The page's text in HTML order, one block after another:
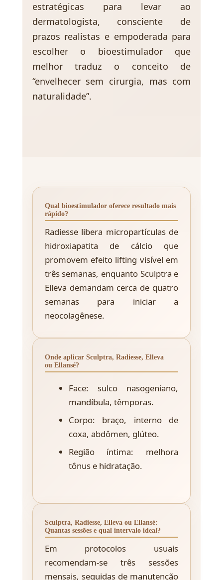
estratégicas para levar ao
dermatologista, consciente de
prazos realistas e empoderada para
escolher o bioestimulador que
melhor traduz o conceito de
“envelhecer sem cirurgia, mas com
naturalidade”.
Qual bioestimulador oferece resultado mais
rápido?
Radiesse libera micropartículas de
hidroxiapatita de cálcio que
promovem efeito lifting visível em
três semanas, enquanto Sculptra e
Elleva demandam cerca de quatro
semanas para iniciar a
neocolagênese.
Onde aplicar Sculptra, Radiesse, Elleva
ou Ellansé?
Face: sulco nasogeniano,
mandíbula, têmporas.
Corpo: braço, interno de
coxa, abdômen, glúteo.
Região íntima: melhora
tônus e hidratação.
Sculptra, Radiesse, Elleva ou Ellansé:
Quantas sessões e qual intervalo ideal?
Em protocolos usuais
recomendam-se três sessões
mensais, seguidas de manutenção